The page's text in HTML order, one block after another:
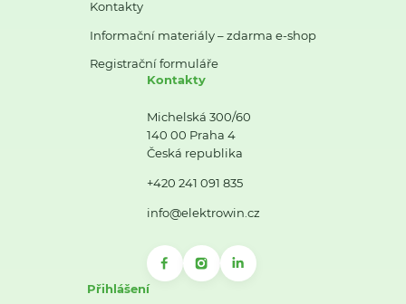
Kontakty
Informační materiály – zdarma e-shop
Registrační formuláře
Kontakty
Michelská 300/60
140 00 Praha 4
Česká republika
+420 241 091 835
info@elektrowin.cz
Přihlášení